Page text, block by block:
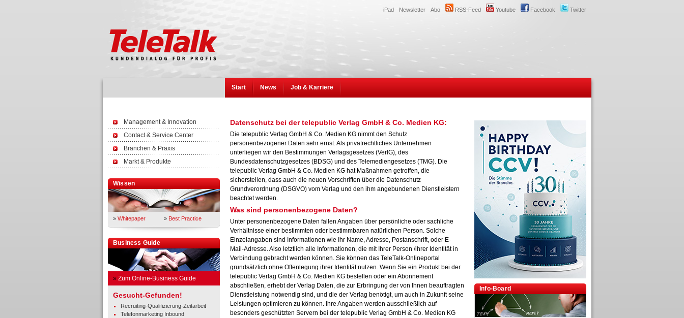
Twitter
Facebook
Youtube
RSS-Feed
Abo
Newsletter
iPad
Start News Job & Karriere
Management & Innovation
Contact & Service Center
Branchen & Praxis
Markt & Produkte
Wissen
» Whitepaper » Best Practice
Business Guide
» Zum Online-Business Guide
Gesucht-Gefunden!
Recruiting-Qualifizierung-Zeitarbeit
Telefonmarketing Inbound
Datenschutz bei der telepublic Verlag GmbH & Co. Medien KG:
Die telepublic Verlag GmbH & Co. Medien KG nimmt den Schutz
personenbezogener Daten sehr ernst. Als privatrechtliches Unternehmen
unterliegen wir den Bestimmungen Verlagsgesetzes (VerlG), des
Bundesdatenschutzgesetzes (BDSG) und des Telemediengesetzes (TMG). Die
telepublic Verlag GmbH & Co. Medien KG hat Maßnahmen getroffen, die
sicherstellen, dass auch die neuen Vorschriften über die Datenschutz
Grundverordnung (DSGVO) vom Verlag und den ihm angebundenen Dienstleistern
beachtet werden.
Was sind personenbezogene Daten?
Unter personenbezogene Daten fallen Angaben über persönliche oder sachliche
Verhältnisse einer bestimmten oder bestimmbaren natürlichen Person. Solche
Einzelangaben sind Informationen wie Ihr Name, Adresse, Postanschrift, oder E-
Mail-Adresse. Also letztlich alle Informationen, die mit Ihrer Person /ihrer Identität in
Verbindung gebracht werden können. Sie können das TeleTalk-Onlineportal
grundsätzlich ohne Offenlegung ihrer Identität nutzen. Wenn Sie ein Produkt bei der
telepublic Verlag GmbH & Co. Medien KG bestellen oder ein Abonnement
abschließen, erhebt der Verlag Daten, die zur Erbringung der von Ihnen beauftragten
Dienstleistung notwendig sind, und die der Verlag benötigt, um auch in Zukunft seine
Leistungen optimieren zu können. Ihre Angaben werden ausschließlich auf
besonders geschützten Servern bei der telepublic Verlag GmbH & Co. Medien KG
Info-Board